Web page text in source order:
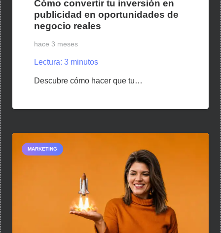
Cómo convertir tu inversión en
publicidad en oportunidades de
negocio reales
hace 3 meses
Lectura: 3 minutos
Descubre cómo hacer que tu…
MARKETING